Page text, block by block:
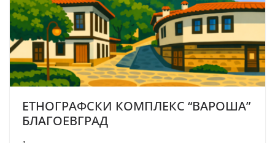
ЕТНОГРАФСКИ КОМПЛЕКС “ВАРОША”
БЛАГОЕВГРАД